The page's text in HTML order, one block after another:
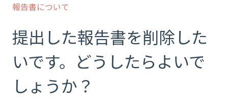
報告書について
提出した報告書を削除した
いです。どうしたらよいで
しょうか？